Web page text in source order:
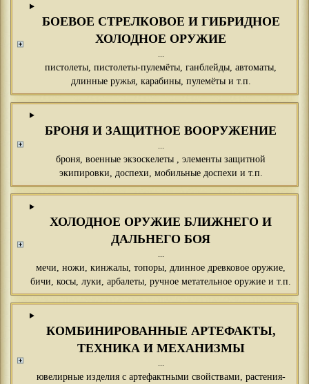
БОЕВОЕ СТРЕЛКОВОЕ И ГИБРИДНОЕ
ХОЛОДНОЕ ОРУЖИЕ
...
пистолеты, пистолеты-пулемёты, ганблейды, автоматы,
длинные ружья, карабины, пулемёты и т.п.
БРОНЯ И ЗАЩИТНОЕ ВООРУЖЕНИЕ
...
броня, военные экзоскелеты , элементы защитной
экипировки, доспехи, мобильные доспехи и т.п.
ХОЛОДНОЕ ОРУЖИЕ БЛИЖНЕГО И
ДАЛЬНЕГО БОЯ
...
мечи, ножи, кинжалы, топоры, длинное древковое оружие,
бичи, косы, луки, арбалеты, ручное метательное оружие и т.п.
КОМБИНИРОВАННЫЕ АРТЕФАКТЫ,
ТЕХНИКА И МЕХАНИЗМЫ
...
ювелирные изделия с артефактными свойствами, растения-